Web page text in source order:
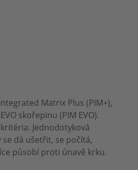
Matrix Plus (PIM+),
skořepinu (PIM EVO).
Jednodotyková
se dá ušetřit, se počítá,
působí proti únavě krku.